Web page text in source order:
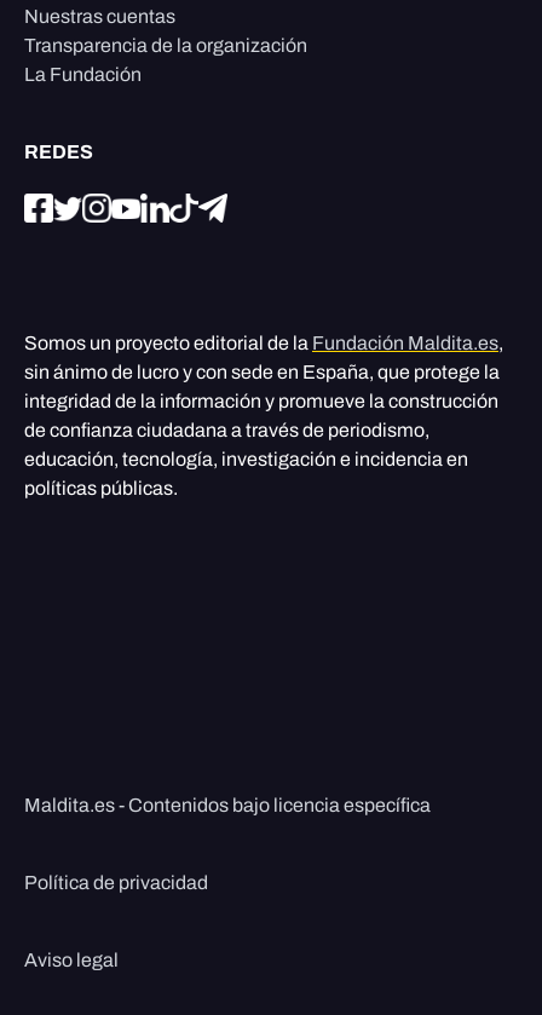
Nuestras cuentas
Transparencia de la organización
La Fundación
REDES
Somos un proyecto editorial de la Fundación Maldita.es,
sin ánimo de lucro y con sede en España, que protege la
integridad de la información y promueve la construcción
de confianza ciudadana a través de periodismo,
educación, tecnología, investigación e incidencia en
políticas públicas.
Maldita.es - Contenidos bajo licencia específica
Política de privacidad
Aviso legal